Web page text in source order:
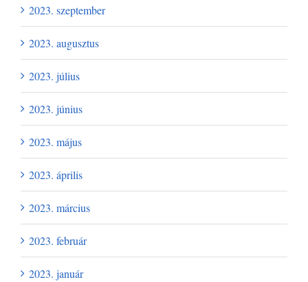
2023. szeptember
2023. augusztus
2023. július
2023. június
2023. május
2023. április
2023. március
2023. február
2023. január